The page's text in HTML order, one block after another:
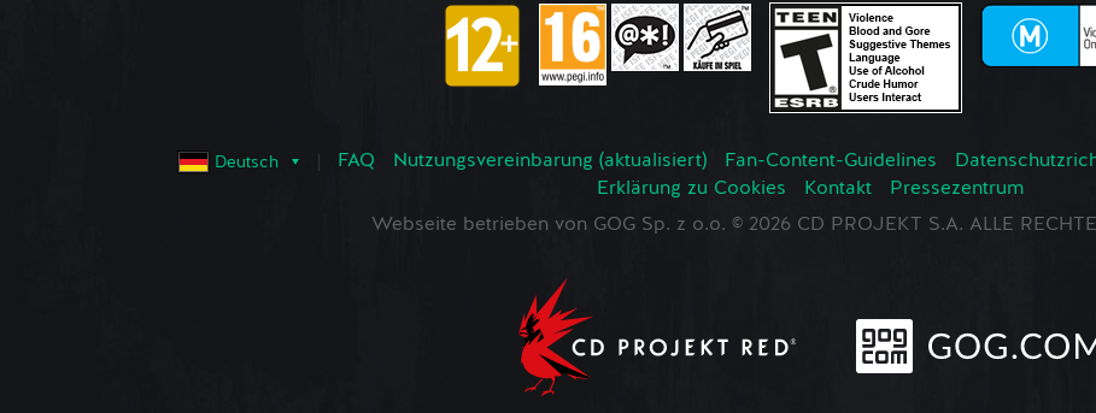
Deutsch FAQ Nutzungsvereinbarung (aktualisiert) Fan-Content-Guidelines
Erklärung zu Cookies
Kontakt
Pressezentrum
Webseite betrieben von GOG Sp. z o.o. © 2026 CD PROJEKT S.A. ALLE